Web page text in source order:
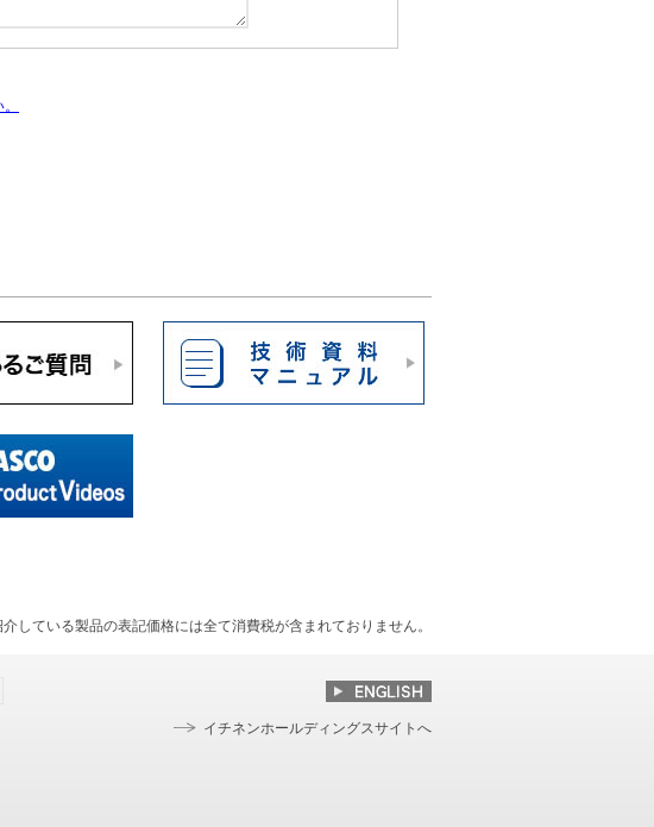
している製品の表記価格には全て消費税が含まれておりません。
イチネンホールディングスサイトへ